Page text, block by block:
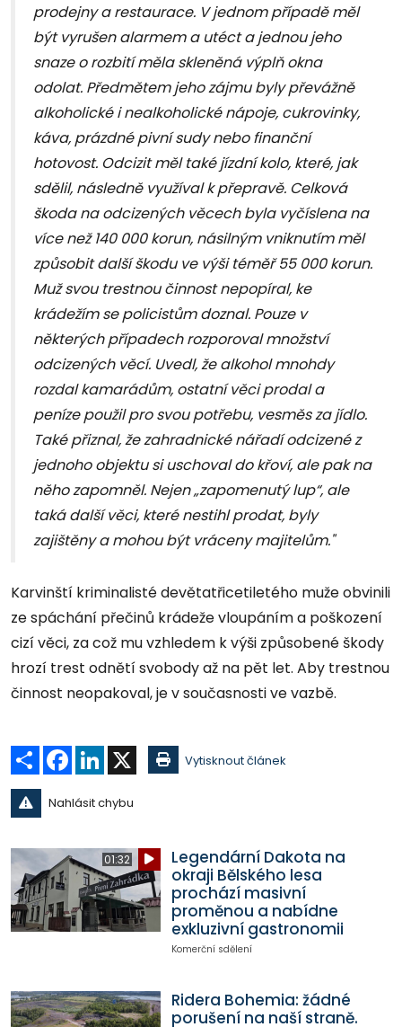
prodejny a restaurace. V jednom případě měl
být vyrušen alarmem a utéct a jednou jeho
snaze o rozbití měla skleněná výplň okna
odolat. Předmětem jeho zájmu byly převážně
alkoholické i nealkoholické nápoje, cukrovinky,
káva, prázdné pivní sudy nebo finanční
hotovost. Odcizit měl také jízdní kolo, které, jak
sdělil, následně využíval k přepravě. Celková
škoda na odcizených věcech byla vyčíslena na
více než 140 000 korun, násilným vniknutím měl
způsobit další škodu ve výši téměř 55 000 korun.
Muž svou trestnou činnost nepopíral, ke
krádežím se policistům doznal. Pouze v
některých případech rozporoval množství
odcizených věcí. Uvedl, že alkohol mnohdy
rozdal kamarádům, ostatní věci prodal a
peníze použil pro svou potřebu, vesměs za jídlo.
Také přiznal, že zahradnické nářadí odcizené z
jednoho objektu si uschoval do křoví, ale pak na
něho zapomněl. Nejen „zapomenutý lup“, ale
taká další věci, které nestihl prodat, byly
zajištěny a mohou být vráceny majitelům."
Karvinští kriminalisté devětatřicetiletého muže obvinili
ze spáchání přečinů krádeže vloupáním a poškození
cizí věci, za což mu vzhledem k výši způsobené škody
hrozí trest odnětí svobody až na pět let. Aby trestnou
činnost neopakoval, je v současnosti ve vazbě.
Sdílet Facebook
LinkedIn Vytisknout článek
Nahlásit chybu
01:32
Legendární Dakota na
okraji Bělského lesa
prochází masivní
proměnou a nabídne
exkluzivní gastronomii
Komerční sdělení
Ridera Bohemia: žádné
porušení na naší straně.